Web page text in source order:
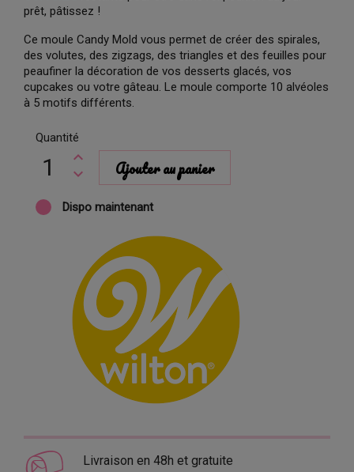
prêt, pâtissez !
Ce moule Candy Mold vous permet de créer des spirales,
des volutes, des zigzags, des triangles et des feuilles pour
peaufiner la décoration de vos desserts glacés, vos
cupcakes ou votre gâteau. Le moule comporte 10 alvéoles
à 5 motifs différents.
Quantité
Ajouter au panier
Dispo maintenant
Livraison en 48h et gratuite